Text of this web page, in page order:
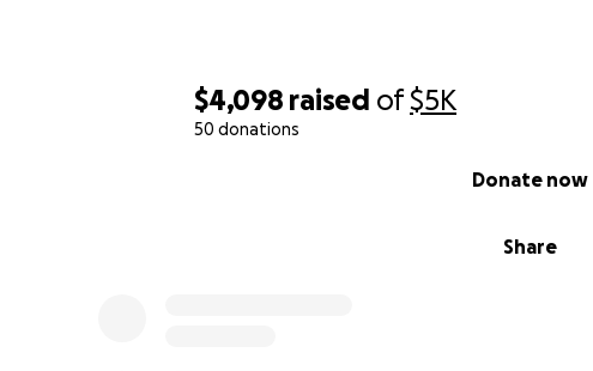
$4,098 raised of$5K
50 donations
Share
Donate now